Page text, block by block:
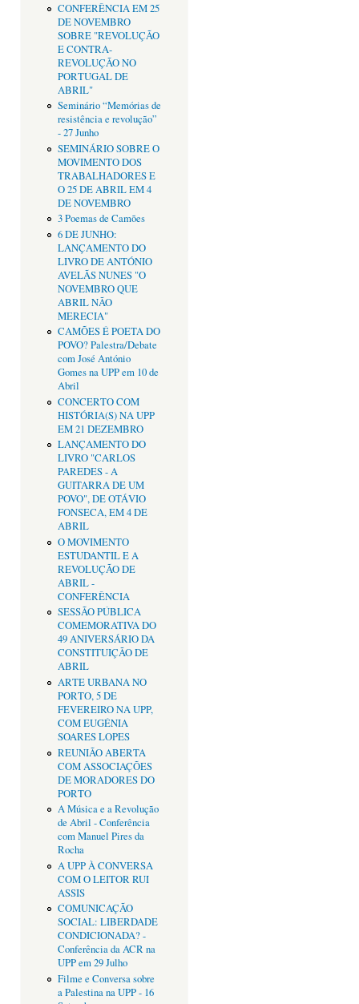
CONFERÊNCIA EM 25
DE NOVEMBRO
SOBRE "REVOLUÇÃO
E CONTRA-
REVOLUÇÃO NO
PORTUGAL DE
ABRIL"
Seminário “Memórias de
resistência e revolução”
- 27 Junho
SEMINÁRIO SOBRE O
MOVIMENTO DOS
TRABALHADORES E
O 25 DE ABRIL EM 4
DE NOVEMBRO
3 Poemas de Camões
6 DE JUNHO:
LANÇAMENTO DO
LIVRO DE ANTÓNIO
AVELÃS NUNES "O
NOVEMBRO QUE
ABRIL NÃO
MERECIA"
CAMÕES É POETA DO
POVO? Palestra/Debate
com José António
Gomes na UPP em 10 de
Abril
CONCERTO COM
HISTÓRIA(S) NA UPP
EM 21 DEZEMBRO
LANÇAMENTO DO
LIVRO "CARLOS
PAREDES - A
GUITARRA DE UM
POVO", DE OTÁVIO
FONSECA, EM 4 DE
ABRIL
O MOVIMENTO
ESTUDANTIL E A
REVOLUÇÃO DE
ABRIL -
CONFERÊNCIA
SESSÃO PÚBLICA
COMEMORATIVA DO
49 ANIVERSÁRIO DA
CONSTITUIÇÃO DE
ABRIL
ARTE URBANA NO
PORTO, 5 DE
FEVEREIRO NA UPP,
COM EUGÉNIA
SOARES LOPES
REUNIÃO ABERTA
COM ASSOCIAÇÕES
DE MORADORES DO
PORTO
A Música e a Revolução
de Abril - Conferência
com Manuel Pires da
Rocha
A UPP À CONVERSA
COM O LEITOR RUI
ASSIS
COMUNICAÇÃO
SOCIAL: LIBERDADE
CONDICIONADA? -
Conferência da ACR na
UPP em 29 Julho
Filme e Conversa sobre
a Palestina na UPP - 16